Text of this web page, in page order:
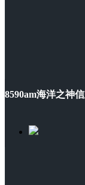
8590am海洋之神